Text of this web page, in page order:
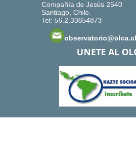
Compañía de Jesús 2540
Santiago, Chile.
Tel: 56.2.33654873
observatorio@olca.cl
UNETE AL